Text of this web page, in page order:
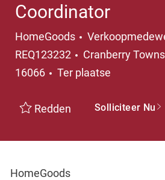
Coordinator
HomeGoods Categorie
REQ123232
Plaats
Cranberry
16066
Ter plaatse
Redden Solliciteer Nu
HomeGoods